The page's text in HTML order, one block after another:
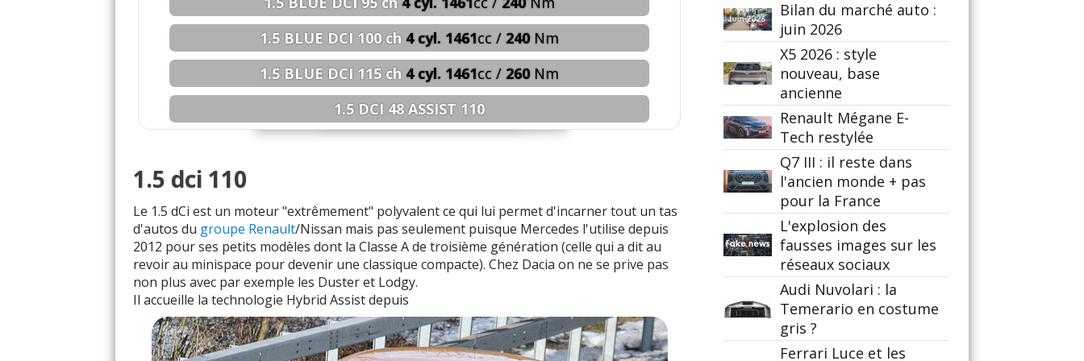
1.5 BLUE DCI 100 ch 4 cyl. 1461cc / 240Nm
1.5 BLUE DCI 115 ch 4 cyl. 1461cc / 260Nm
1.5 DCI 48 ASSIST 110
1.5 DCI 65 ch 4 cyl. 1461cc / 160Nm
1.5 DCI 68 ch 4 cyl. 1461cc /160Nm
1.5 DCI 70 ch 4 cyl. 1461
1.5 DCI 75 ch 4 cyl. 1461cc /175Nm
1.5 DCI 80 ch 4 cyl. 1461cc /185Nm
1.5 dci 110
Le 1.5 dCi est un moteur "extrêmement" polyvalent ce qui lui permet d'incarner tout un tas
d'autos du groupe Renault/Nissan mais pas seulement puisque Mercedes l'utilise depuis
2012 pour ses petits modèles dont la Classe A de troisième génération (celle qui a dit au
revoir au minispace pour devenir une classique compacte). Chez Dacia on ne se prive pas
non plus avec par exemple les Duster et Lodgy.
Il accueille la technologie Hybrid Assist depuis
Bilan du marché auto :
juin 2026
X5 2026 : style
nouveau, base
ancienne
Renault Mégane E-
Tech restylée
Q7 III : il reste dans
l'ancien monde + pas
pour la France
L'explosion des
fausses images sur les
réseaux sociaux
Audi Nuvolari : la
Temerario en costume
gris ?
Ferrari Luce et les